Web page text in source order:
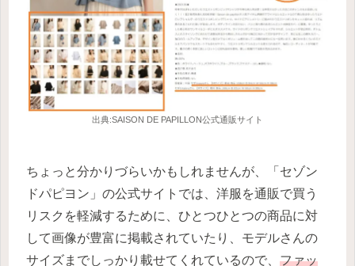
出典:SAISON DE PAPILLON公式通販サイト
ちょっと分かりづらいかもしれませんが、「セゾン
ドパピヨン」の公式サイトでは、洋服を通販で買う
リスクを軽減するために、ひとつひとつの商品に対
して画像が豊富に掲載されていたり、モデルさんの
サイズまでしっかり載せてくれているので、 ファッ